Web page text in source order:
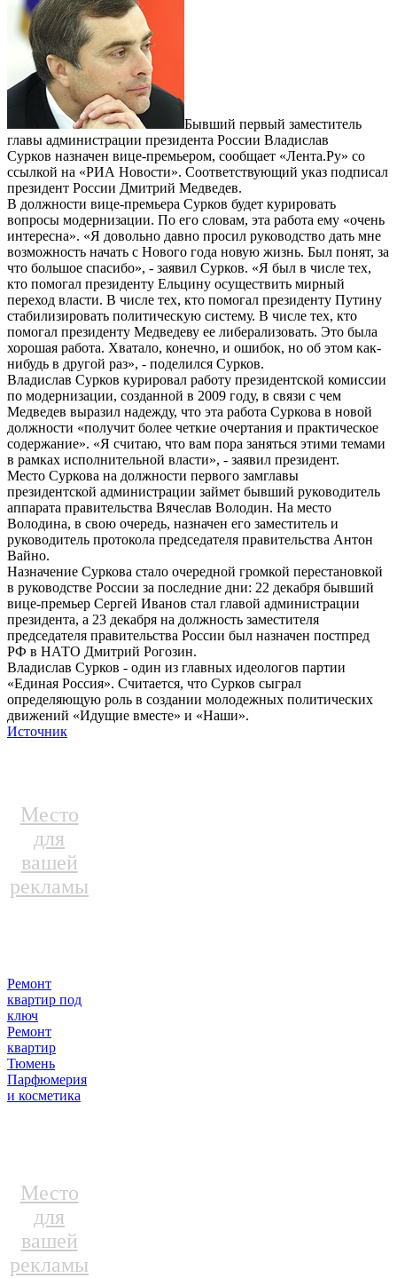
Бывший первый заместитель
главы администрации президента России Владислав
Сурков назначен вице-премьером, сообщает «Лента.Ру» со
ссылкой на «РИА Новости». Соответствующий указ подписал
президент России Дмитрий Медведев.
В должности вице-премьера Сурков будет курировать
вопросы модернизации. По его словам, эта работа ему «очень
интересна». «Я довольно давно просил руководство дать мне
возможность начать с Нового года новую жизнь. Был понят, за
что большое спасибо», - заявил Сурков. «Я был в числе тех,
кто помогал президенту Ельцину осуществить мирный
переход власти. В числе тех, кто помогал президенту Путину
стабилизировать политическую систему. В числе тех, кто
помогал президенту Медведеву ее либерализовать. Это была
хорошая работа. Хватало, конечно, и ошибок, но об этом как-
нибудь в другой раз», - поделился Сурков.
Владислав Сурков курировал работу президентской комиссии
по модернизации, созданной в 2009 году, в связи с чем
Медведев выразил надежду, что эта работа Суркова в новой
должности «получит более четкие очертания и практическое
содержание». «Я считаю, что вам пора заняться этими темами
в рамках исполнительной власти», - заявил президент.
Место Суркова на должности первого замглавы
президентской администрации займет бывший руководитель
аппарата правительства Вячеслав Володин. На место
Володина, в свою очередь, назначен его заместитель и
руководитель протокола председателя правительства Антон
Вайно.
Назначение Суркова стало очередной громкой перестановкой
в руководстве России за последние дни: 22 декабря бывший
вице-премьер Сергей Иванов стал главой администрации
президента, а 23 декабря на должность заместителя
председателя правительства России был назначен постпред
РФ в НАТО Дмитрий Рогозин.
Владислав Сурков - один из главных идеологов партии
«Единая Россия». Считается, что Сурков сыграл
определяющую роль в создании молодежных политических
движений «Идущие вместе» и «Наши».
Источник
Место
для
вашей
рекламы
Ремонт
квартир под
ключ
Ремонт
квартир
Тюмень
Парфюмерия
и косметика
Место
для
вашей
рекламы